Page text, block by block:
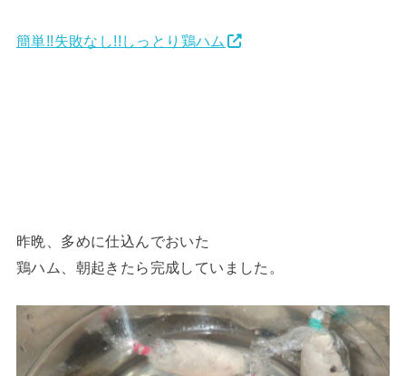
簡単!!失敗なし!!しっとり鶏ハム
昨晩、多めに仕込んでおいた
鶏ハム、朝起きたら完成していました。